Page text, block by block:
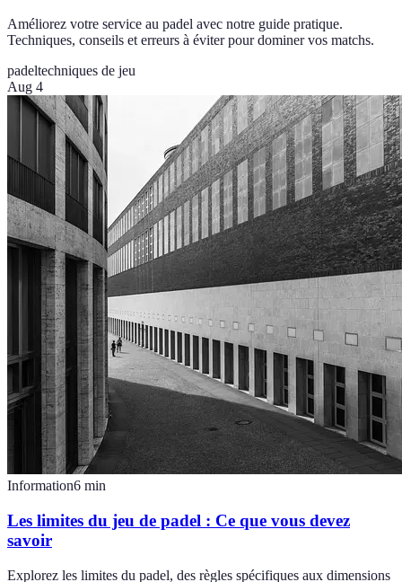
Améliorez votre service au padel avec notre guide pratique.
Techniques, conseils et erreurs à éviter pour dominer vos matchs.
padeltechniques de jeu
Aug 4
Information6 min
Les limites du jeu de padel : Ce que vous devez
savoir
Explorez les limites du padel, des règles spécifiques aux dimensions